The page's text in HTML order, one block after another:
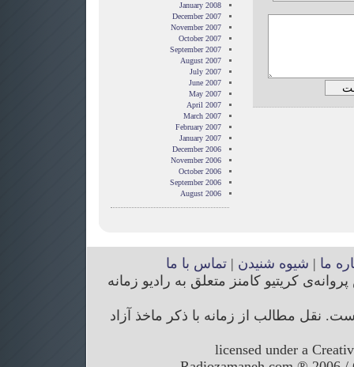
January 2008
December 2007
November 2007
October 2007
September 2007
August 2007
July 2007
June 2007
May 2007
April 2007
March 2007
February 2007
January 2007
December 2006
November 2006
October 2006
September 2006
August 2006
ما | شیوه شنیدن |تماس با ما
کریتیو کامنز متعلق به رادیو زمانه
نقل مطالب از زمانه با ذکر ماخذ آزاد
licensed under a